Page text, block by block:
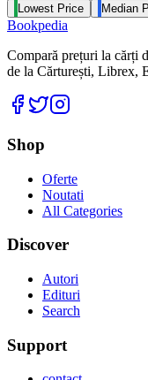
Lowest Price Median
Bookpedia
Compară prețuri la cărți
de la Cărturești, Librex,
Facebook
Twitter
Shop
Oferte
Noutati
All Categories
Discover
Autori
Edituri
Search
Support